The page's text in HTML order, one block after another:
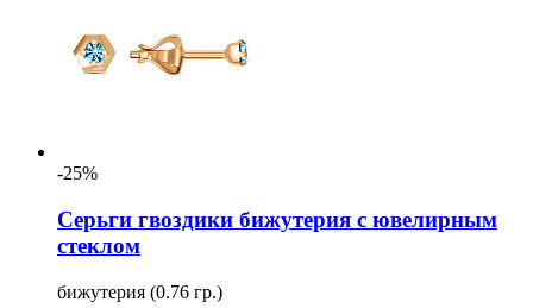
-25%
Серьги гвоздики бижутерия с ювелирным
стеклом
бижутерия (0.76 гр.)